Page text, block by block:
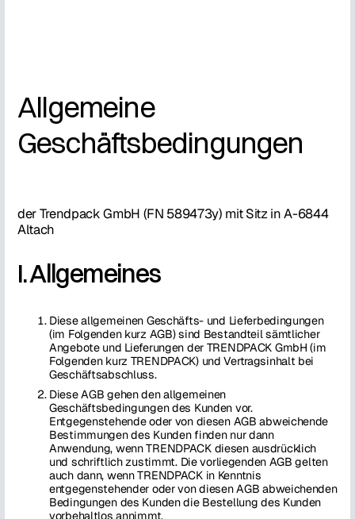
Allgemeine
Geschäftsbedingungen
der Trendpack GmbH (FN 589473y) mit Sitz in A-6844
Altach
I. Allgemeines
Diese allgemeinen Geschäfts- und Lieferbedingungen
(im Folgenden kurz AGB) sind Bestandteil sämtlicher
Angebote und Lieferungen der TRENDPACK GmbH (im
Folgenden kurz TRENDPACK) und Vertragsinhalt bei
Geschäftsabschluss.
Diese AGB gehen den allgemeinen
Geschäftsbedingungen des Kunden vor.
Entgegenstehende oder von diesen AGB abweichende
Bestimmungen des Kunden finden nur dann
Anwendung, wenn TRENDPACK diesen ausdrücklich
und schriftlich zustimmt. Die vorliegenden AGB gelten
auch dann, wenn TRENDPACK in Kenntnis
entgegenstehender oder von diesen AGB abweichenden
Bedingungen des Kunden die Bestellung des Kunden
vorbehaltlos annimmt.